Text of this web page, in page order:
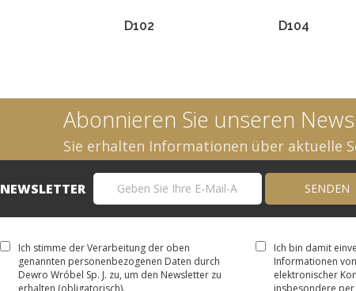
D102 D104
Abonnieren Sie unseren
Sie erhalten Informationen über aktuelle
NEWSLETTER
Ich stimme der Verarbeitung der oben
genannten personenbezogenen Daten durch
Dewro Wróbel Sp. J. zu, um den Newsletter zu
Ich bin damit
Informationen
elektronischer